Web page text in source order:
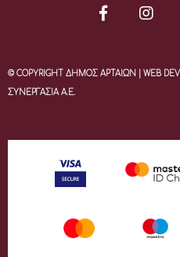
© COPYRIGHT ΔΗΜΟΣ ΑΡΤΑΙΩΝ | WEB
ΣΥΝΕΡΓΑΣΙΑ Α.Ε.